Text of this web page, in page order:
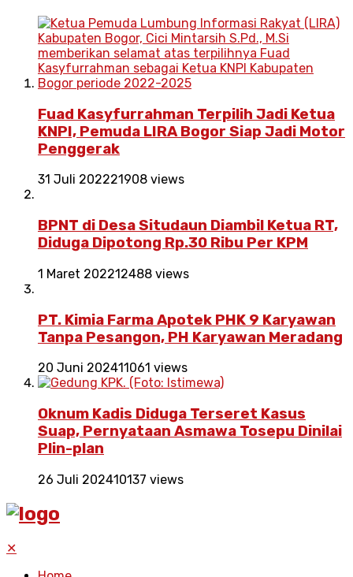
Fuad Kasyfurrahman Terpilih Jadi Ketua
KNPI, Pemuda LIRA Bogor Siap Jadi Motor
Penggerak
31 Juli 202221908 views
BPNT di Desa Situdaun Diambil Ketua RT,
Diduga Dipotong Rp.30 Ribu Per KPM
1 Maret 202212488 views
PT. Kimia Farma Apotek PHK 9 Karyawan
Tanpa Pesangon, PH Karyawan Meradang
20 Juni 202411061 views
Oknum Kadis Diduga Terseret Kasus
Suap, Pernyataan Asmawa Tosepu Dinilai
Plin-plan
26 Juli 202410137 views
✕